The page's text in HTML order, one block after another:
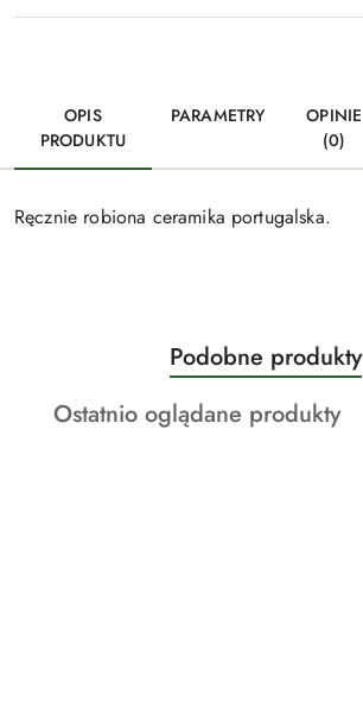
OPIS
PRODUKTU
PARAMETRY
OPINIE
(0)
Ręcznie robiona ceramika portugalska.
Pomiń karuzelę produktów
Produkty
o
statusie:
Podobne produkty
Produkty
Ostatnio oglądane produkty